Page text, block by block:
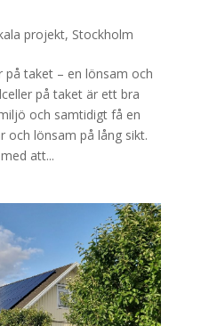
projekt, Stockholm
taket – en lönsam och
på taket är ett bra
och samtidigt få en
och lönsam på lång sikt.
att...